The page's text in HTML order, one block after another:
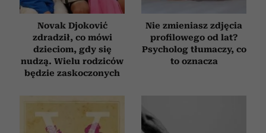
Novak Djoković
zdradził, co mówi
dzieciom, gdy się
nudzą. Wielu rodziców
będzie zaskoczonych
Nie zmieniasz zdjęcia
profilowego od lat?
Psycholog tłumaczy, co
to oznacza